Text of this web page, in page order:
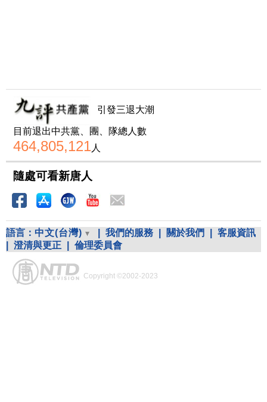
引發三退大潮
目前退出中共黨、團、隊總人數
464,805,121人
隨處可看新唐人
語言： 中文(台灣) 我們的服務 關於我們
客服資訊
澄清與更正 倫理委員會
Copyright ©2002-2023